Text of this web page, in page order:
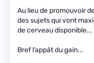
Au lieu de promouvoir
des sujets qui vont
de cerveau disponible...
Bref l’appât du gain...